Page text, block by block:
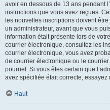
avoir en dessous de 13 ans pendant
instructions que vous avez reçues.
les nouvelles inscriptions doivent
un administrateur, avant que vous
information était présente lors de
courrier électronique, consultez les
courrier électronique, vous avez
de courrier électronique ou le
pourriel. Si vous êtes certain que
avez spécifiée était correcte,
Haut